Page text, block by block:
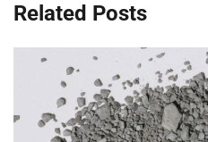
Related Posts